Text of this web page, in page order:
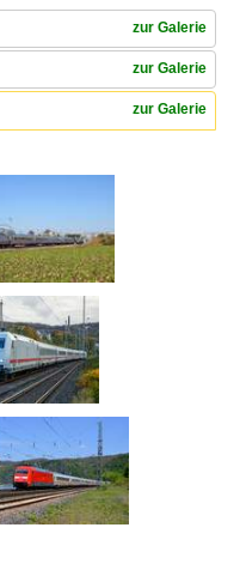
zur Galerie
zur Galerie
zur Galerie